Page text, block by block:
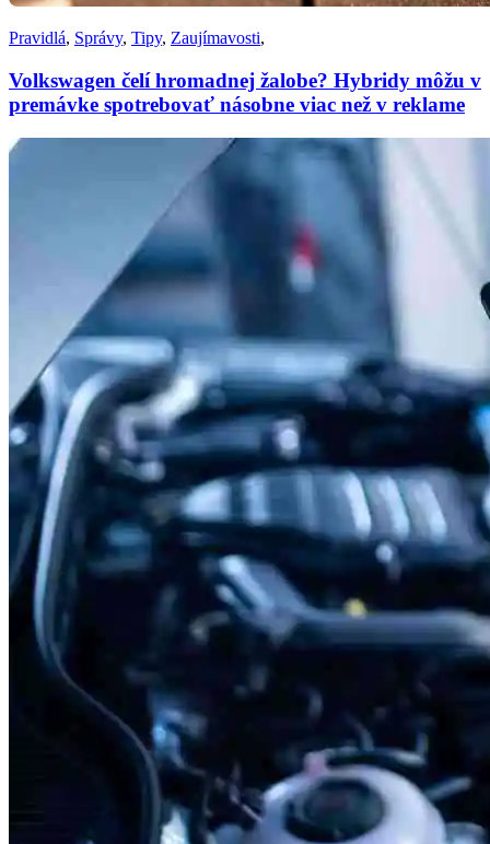
Pravidlá, Správy, Tipy, Zaujímavosti,
Volkswagen čelí hromadnej žalobe? Hybridy môžu v
premávke spotrebovať násobne viac než v reklame